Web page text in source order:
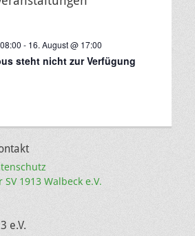
- 16. August @ 17:00
steht nicht zur Verfügung
1913 Walbeck e.V.
e.V.